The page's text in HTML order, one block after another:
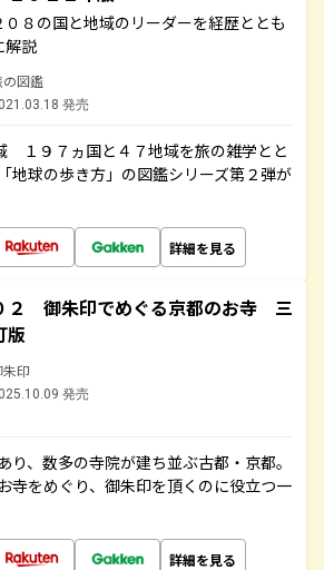
０８の国と地域のリーダーを経歴ととも
解説
の図鑑
発売
１９７ヵ国と４７地域を旅の雑学とと
地球の歩き方」の図鑑シリーズ第２弾が
詳細を見る
２ 御朱印でめぐる京都のお寺 三
版
印
発売
り、数多の寺院が建ち並ぶ古都・京都。
寺をめぐり、御朱印を頂くのに役立つ一
詳細を見る